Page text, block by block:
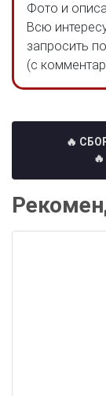
Фото и
Всю
запросить
(с
🔥